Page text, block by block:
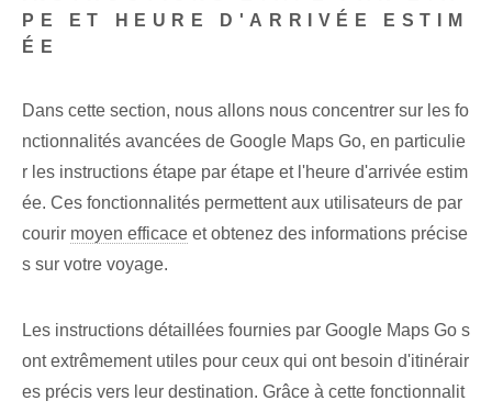
PE ET HEURE D'ARRIVÉE ESTIM
ÉE
Dans cette section, nous allons nous concentrer sur les fo
nctionnalités avancées de Google Maps Go, en particulie
r les instructions étape par étape et l'heure d'arrivée estim
ée. Ces fonctionnalités permettent aux utilisateurs de par
courir moyen efficace et obtenez des informations précise
s sur votre voyage.
Les instructions détaillées fournies par Google Maps Go s
ont extrêmement utiles pour ceux qui ont besoin d'itinérair
es précis vers leur destination. Grâce à cette fonctionnalit